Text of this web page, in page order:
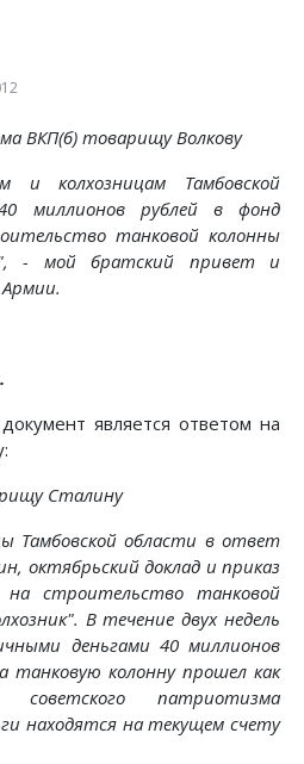
ВКП(б) товарищу Волкову
и колхозницам Тамбовской
миллионов рублей в фонд
танковой колонны
- мой братский привет и
является ответом на
Сталину
Тамбовской области в ответ
октябрьский доклад и приказ
на строительство танковой
В течение двух недель
деньгами 40 миллионов
танковую колонну прошел как
советского патриотизма
находятся на текущем счету